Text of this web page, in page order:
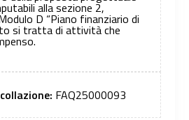
alla sezione 2,
D “Piano finanziario di
si tratta di attività che
FAQ25000093